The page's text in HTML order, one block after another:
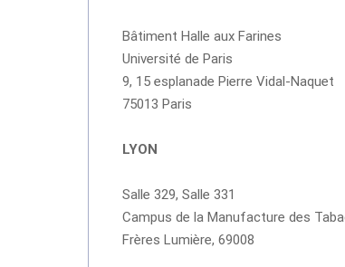
Bâtiment Halle aux Farines
Université de Paris
9, 15 esplanade Pierre Vidal-Naquet
75013 Paris
LYON
Salle 329, Salle 331
Campus de la Manufacture des
Frères Lumière, 69008